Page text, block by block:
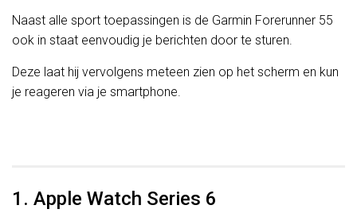
Naast alle sport toepassingen is de Garmin Forerunner 55
ook in staat eenvoudig je berichten door te sturen.
Deze laat hij vervolgens meteen zien op het scherm en kun
je reageren via je smartphone.
1. Apple Watch Series 6